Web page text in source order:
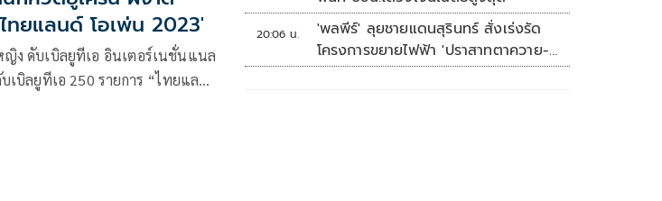
ทยแลนด์ โอเพ่น 2023'
ง ดับเบิลยูทีเอ อินเตอร์เนชั่นแนล
บิลยูทีเอ 250 รายการ “ไทยแลนด์
20:06 น.
'พลพีร์' ลุยชายแดนสุรินทร์ สั่งเร่งรัด
โครงการขยายไฟฟ้า 'ปราสาทตาควาย-
เนิน 350'